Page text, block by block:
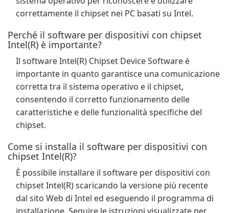
correttamente il chipset nei PC basati su Intel.
Perché il software per dispositivi con chipset
Intel(R) è importante?
Il software Intel(R) Chipset Device Software è
importante in quanto garantisce una comunicazione
corretta tra il sistema operativo e il chipset,
consentendo il corretto funzionamento delle
caratteristiche e delle funzionalità specifiche del
chipset.
Come si installa il software per dispositivi con
chipset Intel(R)?
È possibile installare il software per dispositivi con
chipset Intel(R) scaricando la versione più recente
dal sito Web di Intel ed eseguendo il programma di